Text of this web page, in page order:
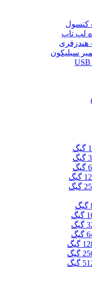
کنسول
لپ تاپ
هندزفری
سیلیکون